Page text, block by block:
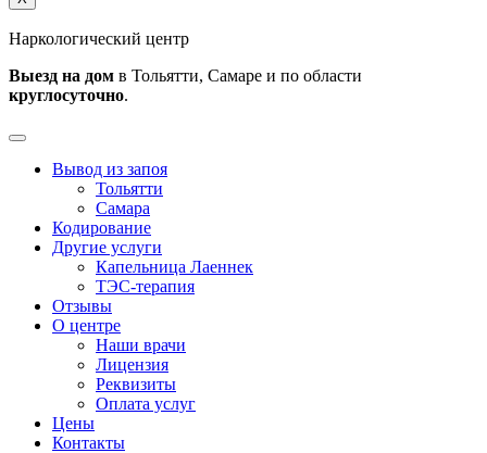
Наркологический центр
Выезд на дом в Тольятти, Самаре и по области
круглосуточно.
Вывод из запоя
Тольятти
Самара
Кодирование
Другие услуги
Капельница Лаеннек
ТЭС-терапия
Отзывы
О центре
Наши врачи
Лицензия
Реквизиты
Оплата услуг
Цены
Контакты